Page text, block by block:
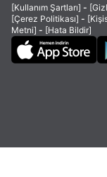
[Kullanım Şartları] -
[Çerez Politikası] -
Metni] - [Hata Bildir]